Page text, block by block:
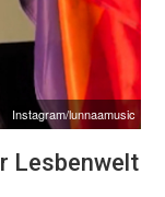
Instagram/lunnaamusic
Lesbenwelt